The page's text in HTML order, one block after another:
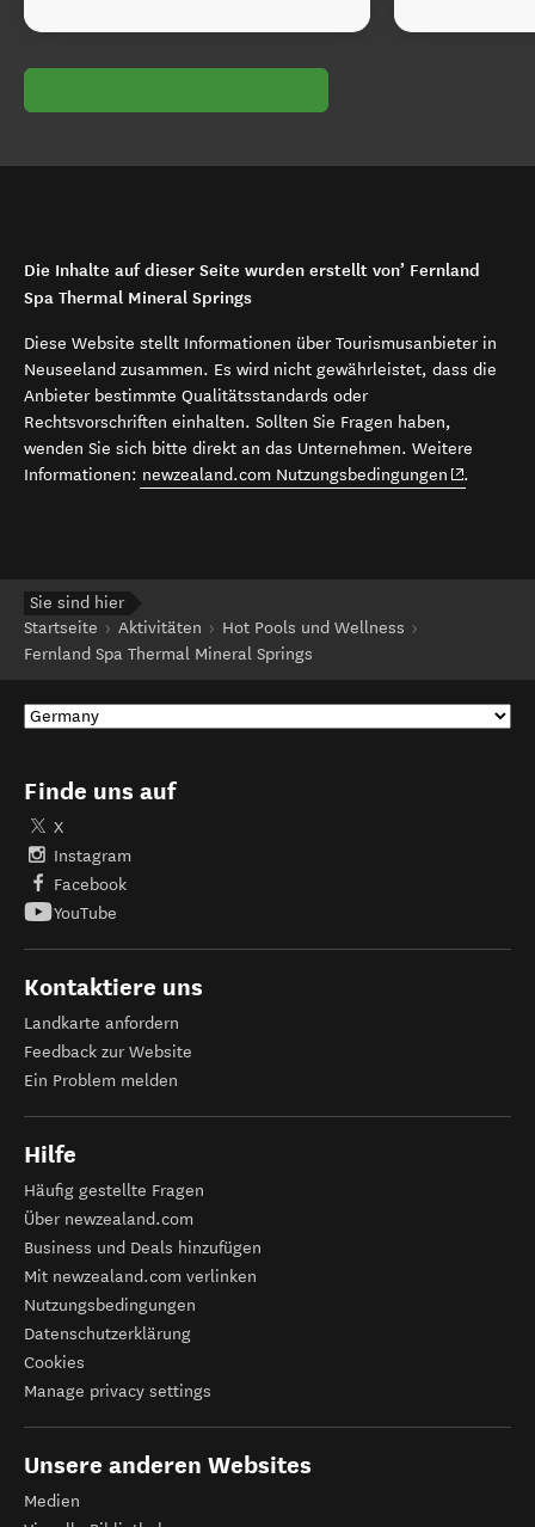
Die Inhalte auf dieser Seite wurden erstellt von’ Fernland
Spa Thermal Mineral Springs
Diese Website stellt Informationen über Tourismusanbieter in
Neuseeland zusammen. Es wird nicht gewährleistet, dass die
Anbieter bestimmte Qualitätsstandards oder
Rechtsvorschriften einhalten. Sollten Sie Fragen haben,
wenden Sie sich bitte direkt an das Unternehmen. Weitere
Informationen: newzealand.com Nutzungsbedingungen (opens in
.
Sie sind hier
Startseite
Aktivitäten
Hot Pools und Wellness
Fernland Spa Thermal Mineral Springs
Finde uns auf
X
Instagram
Facebook
YouTube
Kontaktiere uns
Landkarte anfordern
Feedback zur Website
Ein Problem melden
Hilfe
Häufig gestellte Fragen
Über newzealand.com
Business und Deals hinzufügen
Mit newzealand.com verlinken
Nutzungsbedingungen
Datenschutzerklärung
Cookies
Manage privacy settings
Unsere anderen Websites
Medien